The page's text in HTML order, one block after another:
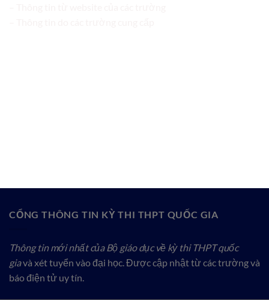
CỔNG THÔNG TIN KỲ THI THPT QUỐC GIA
Thông tin mới nhất của Bộ giáo dục về kỳ thi THPT quốc
giavà xét tuyển vào đại học. Được cập nhật từ các trường và
báo điện tử uy tín.